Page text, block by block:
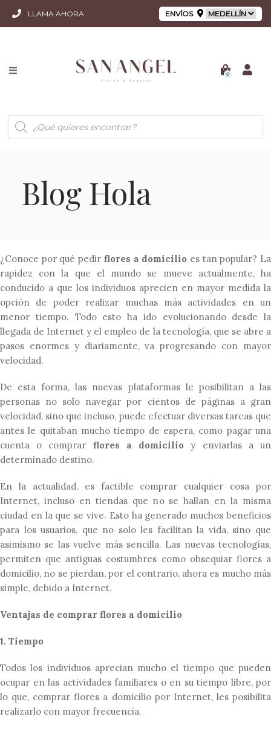
LLAMA AHORA ENVÍOS
0
Búsqueda
de
productos
Blog Hola
¿Conoce por qué pedir flores a domicilio es tan popular? La
rapidez con la que el mundo se mueve actualmente, ha
conducido a que los individuos aprecien en mayor medida la
opción de poder realizar muchas más actividades en un
menor tiempo. Todo esto ha ido evolucionando desde la
llegada de Internet y el empleo de la tecnología, que se abre a
pasos enormes y diariamente, va progresando con mayor
velocidad.
De esta forma, las nuevas plataformas le posibilitan a las
personas no solo navegar por cientos de páginas a gran
velocidad, sino que incluso, puede efectuar diversas tareas que
antes le quitaban mucho tiempo de espera, como pagar una
cuenta o comprar flores a domicilio y enviarlas a un
determinado destino.
En la actualidad, es factible comprar cualquier cosa por
Internet, incluso en tiendas que no se hallan en la misma
ciudad en la que se vive. Esto ha generado muchos beneficios
para los usuarios, que no solo les facilitan la vida, sino que
asimismo se las vuelve más sencilla. Las nuevas tecnologías,
permiten que antiguas costumbres como obsequiar flores a
domicilio, no se pierdan, por el contrario, ahora es mucho más
simple, debido a Internet.
Ventajas de comprar flores a domicilio
1. Tiempo
Todos los individuos aprecian mucho el tiempo que pueden
ocupar en las actividades familiares o en su tiempo libre, por
lo que, comprar flores a domicilio por Internet, les posibilita
realizarlo con mayor frecuencia.